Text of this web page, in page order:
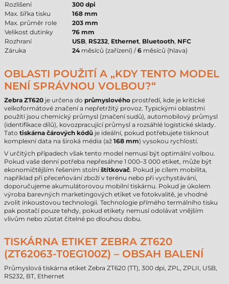
Rozlišení
300 dpi
Max. šířka tisku
168 mm
Max. průměr role
203 mm
Velikost dutinky
76 mm
Rozhraní
USB, RS232, Ethernet, Bluetooth, NFC
Záruka
24měsíců (zařízení) /6 měsíců (hlava)
OBLASTI POUŽITÍ A „KDY TENTO MODEL
NENÍ SPRÁVNOU VOLBOU?“
Zebra ZT620 je určena do průmyslového prostředí, kde je kritické
velkoformátové značení a nepřetržitý provoz. Typickými oblastmi
použití jsou chemický průmysl (značení sudů), automobilový průmysl
(identifikace dílů), kovozpracující průmysl a rozsáhlé logistické sklady.
Tato tiskárna čárových kódů je ideální, pokud potřebujete tisknout
komplexní data na široká média (až 168 mm) vysokou rychlostí.
V určitých případech však tento model nemusí být optimální volbou.
Pokud vaše denní potřeba nepřesáhne 1 000–3 000 etiket, může být
ekonomičtějším řešením stolníštítkovač. Pokud je cílem mobilita,
například při přeceňování zboží v terénu nebo při vychystávání,
doporučujeme akumulátorovou mobilní tiskárnu. Pokud je úkolem
výroba barevných marketingových etiket ve fotokvalitě, je vhodné
zvolit inkoustovou technologii. Technologie přímého termálního tisku
pak postačí pouze tehdy, pokud etikety nemusí odolávat vnějším
vlivům nebo zůstat čitelné po dlouhou dobu.
TISKÁRNA ETIKET ZEBRA ZT620
(ZT62063-T0EG100Z) – OBSAH BALENÍ
Průmyslová tiskárna etiket Zebra ZT620 (TT), 300 dpi, ZPL, ZPLII, USB,
RS232, BT, Ethernet